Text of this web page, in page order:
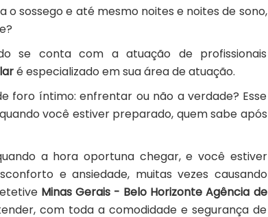
sossego e até mesmo noites e noites de sono,
se conta com a atuação de profissionais
é especializado em sua área de atuação.
foro íntimo: enfrentar ou não a verdade? Esse
você estiver preparado, quem sabe após
a hora oportuna chegar, e você estiver
e ansiedade, muitas vezes causando
Minas Gerais - Belo Horizonte Agência de
com toda a comodidade e segurança de